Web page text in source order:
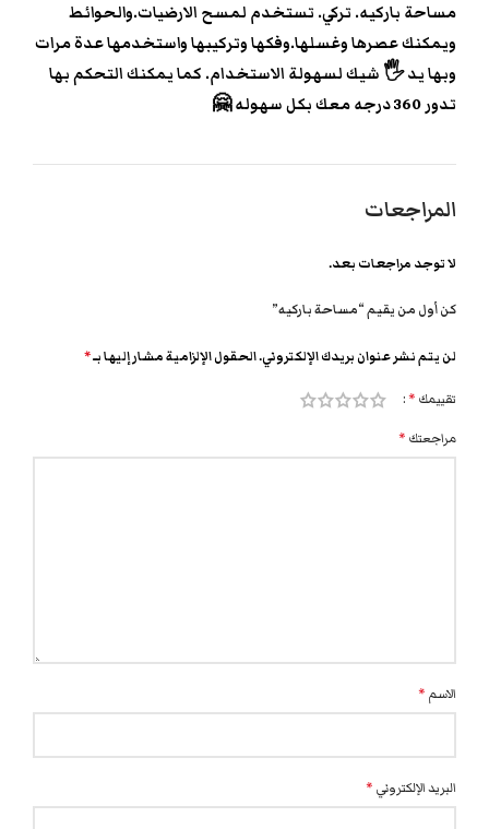
مساحة باركيه. تركي. تستخدم لمسح الارضيات.والحوائط
ويمكنك عصرها وغسلها.وفكها وتركيبها واستخدمها عدة مرات
وبها يد 🖐️ شيك لسهولة الاستخدام. كما يمكنك التحكم بها
تدور 360 درجه معك بكل سهوله 🤗
المراجعات
لا توجد مراجعات بعد.
كن أول من يقيم “مساحة باركيه”
لن يتم نشر عنوان بريدك الإلكتروني.الحقول الإلزامية مشار إليها بـ*
تقييمك *
مراجعتك *
الاسم *
البريد الإلكتروني *